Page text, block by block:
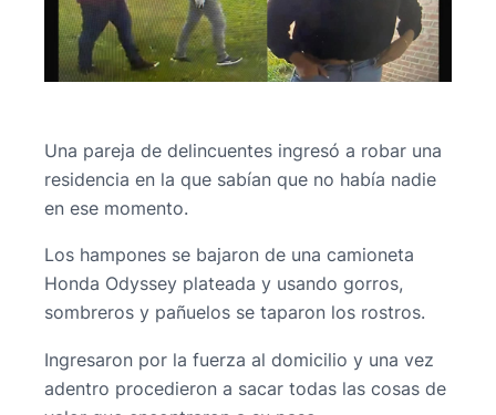
Una pareja de delincuentes ingresó a robar una
residencia en la que sabían que no había nadie
en ese momento.
Los hampones se bajaron de una camioneta
Honda Odyssey plateada y usando gorros,
sombreros y pañuelos se taparon los rostros.
Ingresaron por la fuerza al domicilio y una vez
adentro procedieron a sacar todas las cosas de